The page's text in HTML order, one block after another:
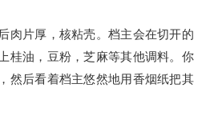
肉片厚，核粘壳。档主会在切开的
桂油，豆粉，芝麻等其他调料。你
然后看着档主悠然地用香烟纸把其